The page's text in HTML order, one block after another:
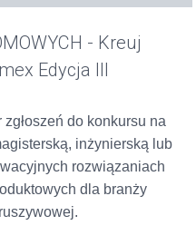
- Kreuj
Edycja III
do konkursu na
inżynierską lub
rozwiązaniach
dla branży